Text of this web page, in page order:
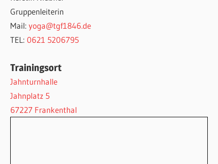
Gruppenleiterin
Mail:yoga@tgf1846.de
TEL: 0621 5206795
Trainingsort
Jahnturnhalle
Jahnplatz 5
67227 Frankenthal